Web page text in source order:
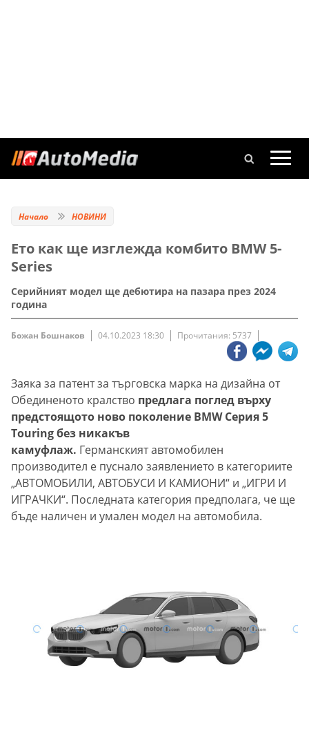
Начало НОВИНИ
Ето как ще изглежда комбито BMW 5-
Series
Серийният модел ще дебютира на пазара през 2024
година
Божан Бошнаков 04.10.2023 18:30 Прочитания: 5737
Заяка за патент за търговска марка на дизайна от
Обединеното кралство предлага поглед върху
предстоящото ново поколение BMW Серия 5
Touring без никакъв
камуфлаж. Германският автомобилен
производител е пуснало заявлението в категориите
„АВТОМОБИЛИ, АВТОБУСИ И КАМИОНИ“ и „ИГРИ И
ИГРАЧКИ“. Последната категория предполага, че ще
бъде наличен и умален модел на автомобила.